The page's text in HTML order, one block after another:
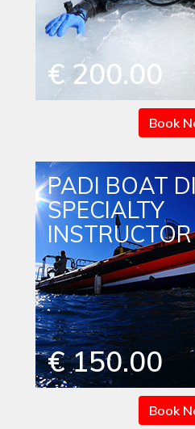
€ 200.00
Book
PADI BOAT
SPECIALTY
INSTRUCTOR
€ 150.00
Book